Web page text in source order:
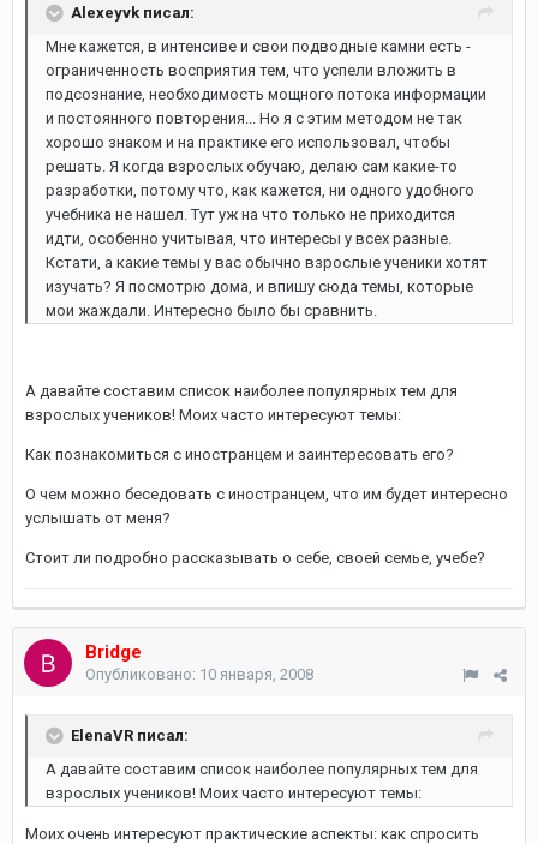
Alexeyvk писал:
Мне кажется, в интенсиве и свои подводные камни есть -
ограниченность восприятия тем, что успели вложить в
подсознание, необходимость мощного потока информации
и постоянного повторения... Но я с этим методом не так
хорошо знаком и на практике его использовал, чтобы
решать. Я когда взрослых обучаю, делаю сам какие-то
разработки, потому что, как кажется, ни одного удобного
учебника не нашел. Тут уж на что только не приходится
идти, особенно учитывая, что интересы у всех разные.
Кстати, а какие темы у вас обычно взрослые ученики хотят
изучать? Я посмотрю дома, и впишу сюда темы, которые
мои жаждали. Интересно было бы сравнить.
А давайте составим список наиболее популярных тем для
взрослых учеников! Моих часто интересуют темы:
Как познакомиться с иностранцем и заинтересовать его?
О чем можно беседовать с иностранцем, что им будет интересно
услышать от меня?
Стоит ли подробно рассказывать о себе, своей семье, учебе?
Bridge
Опубликовано: 10 января, 2008
ElenaVR писал:
А давайте составим список наиболее популярных тем для
взрослых учеников! Моих часто интересуют темы:
Моих очень интересуют практические аспекты: как спросить